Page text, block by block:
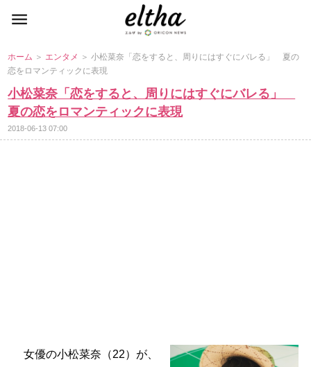
ホーム ＞ エンタメ ＞ 小松菜奈「恋をすると、周りにはすぐにバレる」 夏の
恋をロマンティックに表現
小松菜奈「恋をすると、周りにはすぐにバレる」
夏の恋をロマンティックに表現
2018-06-13 07:00
女優の小松菜奈（22）が、